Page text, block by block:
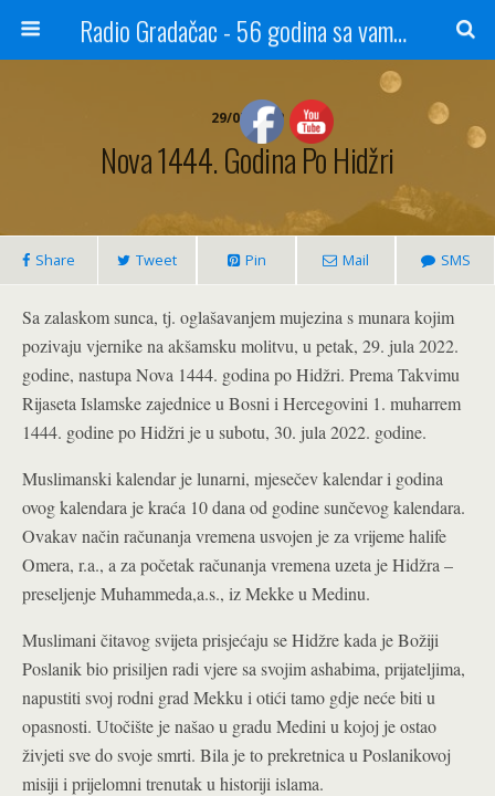
Radio Gradačac - 56 godina sa vama...
29/07/2022
Nova 1444. Godina Po Hidžri
Share Tweet Pin Mail SMS
Sa zalaskom sunca, tj. oglašavanjem mujezina s munara kojim
pozivaju vjernike na akšamsku molitvu, u petak, 29. jula 2022.
godine, nastupa Nova 1444. godina po Hidžri. Prema Takvimu
Rijaseta Islamske zajednice u Bosni i Hercegovini 1. muharrem
1444. godine po Hidžri je u subotu, 30. jula 2022. godine.
Muslimanski kalendar je lunarni, mjesečev kalendar i godina
ovog kalendara je kraća 10 dana od godine sunčevog kalendara.
Ovakav način računanja vremena usvojen je za vrijeme halife
Omera, r.a., a za početak računanja vremena uzeta je Hidžra –
preseljenje Muhammeda,a.s., iz Mekke u Medinu.
Muslimani čitavog svijeta prisjećaju se Hidžre kada je Božiji
Poslanik bio prisiljen radi vjere sa svojim ashabima, prijateljima,
napustiti svoj rodni grad Mekku i otići tamo gdje neće biti u
opasnosti. Utočište je našao u gradu Medini u kojoj je ostao
živjeti sve do svoje smrti. Bila je to prekretnica u Poslanikovoj
misiji i prijelomni trenutak u historiji islama.